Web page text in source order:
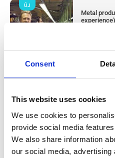
Consent
This website uses cookies
We use cookies to
provide social media
We also share information
our social media,
Metal
Position is
ÚJ
Húsüzemi termelési
(tapasztalattal)
Salary:from 14,99€/h